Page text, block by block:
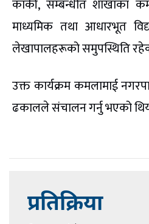
कार्की, सम्बन्धीत शाखाका
माध्यमिक तथा आधारभूत
लेखापालहरूको समुपस्थिति
उक्त कार्यक्रम कमलामाई
ढकालले संचालन गर्नु भएको
प्रतिक्रिया